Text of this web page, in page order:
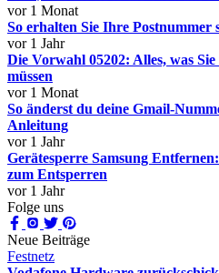
vor 1 Monat
So erhalten Sie Ihre Postnummer
vor 1 Jahr
Die Vorwahl 05202: Alles, was
müssen
vor 1 Monat
So änderst du deine Gmail-
Anleitung
vor 1 Jahr
Gerätesperre Samsung
zum Entsperren
vor 1 Jahr
Folge uns
Neue Beiträge
Festnetz